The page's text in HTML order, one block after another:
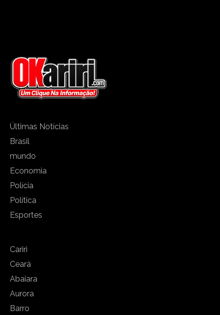
Últimas Notícias
Brasil
mundo
Economia
Polícia
Política
Esportes
Cariri
Ceará
Abaiara
Aurora
Barro